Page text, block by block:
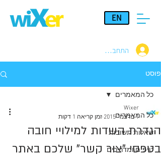
EN
פוסט
כל המאמרים
שאלות תשובות
טיפים ומדריכים
כל המאמרים
הגדרת השדות למילויי חובה
בטפסי "צור קשר" שלכם באתר
Wixer
1 בדצמ׳ 2015
זמן קריאה 1 דקות
התחברות